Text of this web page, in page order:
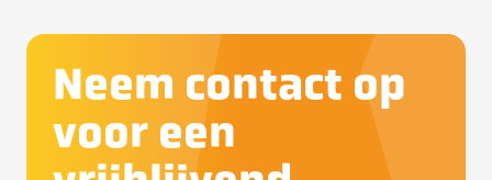
Neem contact op
voor een